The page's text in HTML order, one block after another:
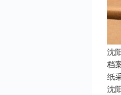
沈
档
纸
沈